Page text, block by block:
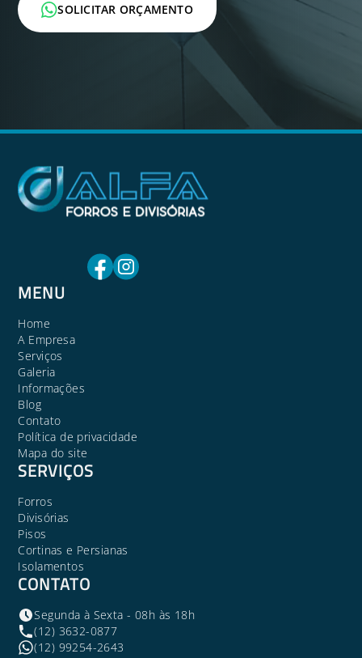
SOLICITAR ORÇAMENTO
MENU
Home
A Empresa
Serviços
Galeria
Informações
Blog
Contato
Política de privacidade
Mapa do site
SERVIÇOS
Forros
Divisórias
Pisos
Cortinas e Persianas
Isolamentos
CONTATO
Segunda à Sexta - 08h às 18h
(12) 3632-0877
(12) 99254-2643